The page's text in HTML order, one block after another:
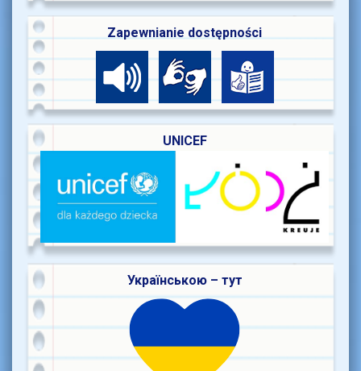
Zapewnianie dostępności
UNICEF
Українською – тут